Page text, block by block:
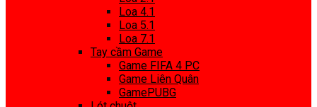
Loa 4.1
Loa 5.1
Loa 7.1
Tay cầm Game
Game FIFA 4 PC
Game Liên Quân
GamePUBG